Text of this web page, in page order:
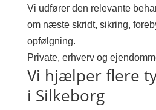
Vi udfører den relevante
om næste skridt, sikring,
opfølgning.
Private, erhverv og
Vi hjælper flere
i Silkeborg